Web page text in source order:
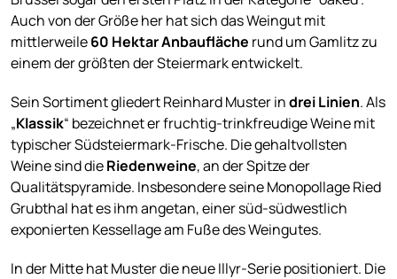
Auch von der Größe her hat sich das Weingut mit
mittlerweile60 Hektar Anbaufläche rund um Gamlitz zu
einem der größten der Steiermark entwickelt.
Sein Sortiment gliedert Reinhard Muster indrei Linien. Als
„Klassik“ bezeichnet er fruchtig-trinkfreudige Weine mit
typischer Südsteiermark-Frische. Die gehaltvollsten
Weine sind dieRiedenweine, an der Spitze der
Qualitätspyramide. Insbesondere seine Monopollage Ried
Grubthal hat es ihm angetan, einer süd-südwestlich
exponierten Kessellage am Fuße des Weingutes.
In der Mitte hat Muster die neue Illyr-Serie positioniert. Die